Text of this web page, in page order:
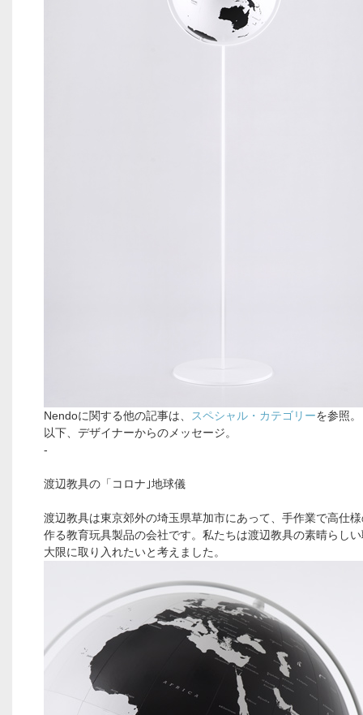
Nendoに関する他の記事は、 スペシャル・カテゴリーを参照。
以下、デザイナーからのメッセージ。
-
渡辺教具の「コロナ｣地球儀
渡辺教具は東京郊外の埼玉県草加市にあって、手作業で高仕
作る教育玩具製品の会社です。私たちは渡辺教具の素晴らし
大限に取り入れたいと考えました。